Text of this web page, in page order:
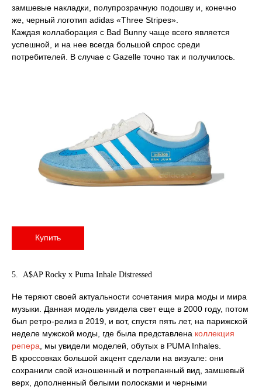
замшевые накладки, полупрозрачную подошву и, конечно
же, черный логотип adidas «Three Stripes».
Каждая коллаборация с Bad Bunny чаще всего является
успешной, и на нее всегда большой спрос среди
потребителей. В случае с Gazelle точно так и получилось.
Купить
5. A$AP Rocky x Puma Inhale Distressed
Не теряют своей актуальности сочетания мира моды и мира
музыки. Данная модель увидела свет еще в 2000 году, потом
был ретро-релиз в 2019, и вот, спустя пять лет, на парижской
неделе мужской моды, где была представлена коллекция
репера , мы увидели моделей, обутых в PUMA Inhales.
В кроссовках большой акцент сделали на визуале: они
сохранили свой изношенный и потрепанный вид, замшевый
верх, дополненный белыми полосками и черными